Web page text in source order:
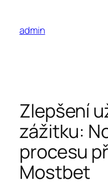
content
admin
Zlepšení
zážitku:
procesu
Mostbet